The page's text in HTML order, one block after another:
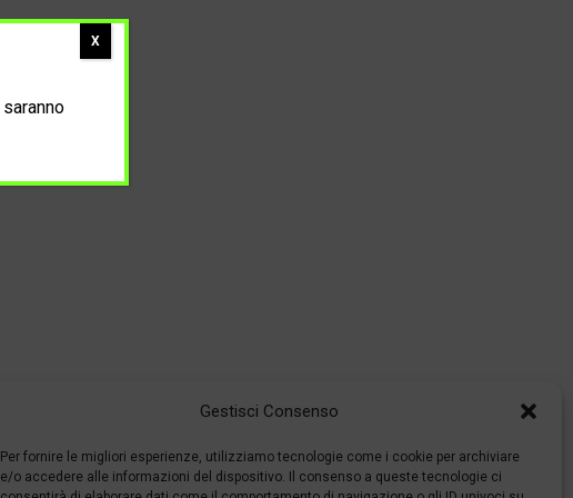
Gestisci Consenso
Per fornire le migliori esperienze, utilizziamo tecnologie come i cookie per archiviare
e/o accedere alle informazioni del dispositivo. Il consenso a queste tecnologie ci
saranno
X